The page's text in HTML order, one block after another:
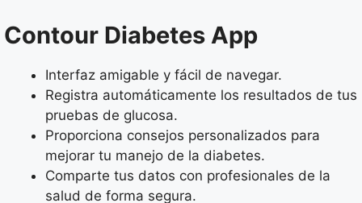
Contour Diabetes App
Interfaz amigable y fácil de navegar.
Registra automáticamente los resultados de tus
pruebas de glucosa.
Proporciona consejos personalizados para
mejorar tu manejo de la diabetes.
Comparte tus datos con profesionales de la
salud de forma segura.